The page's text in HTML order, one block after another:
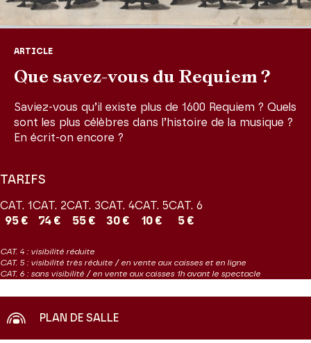
ARTICLE
Que savez-vous du Requiem ?
Saviez-vous qu’il existe plus de 1600 Requiem ? Quels
sont les plus célèbres dans l’histoire de la musique ?
En écrit-on encore ?
TARIFS
CAT. 1
95 €
CAT. 2
74 €
CAT. 3
55 €
CAT. 4
30 €
CAT. 5
10 €
CAT. 6
5 €
CAT. 4 : visibilité réduite
CAT. 5 : visibilité très réduite / en vente aux caisses et en ligne
CAT. 6 : sans visibilité / en vente aux caisses 1h avant le spectacle
PLAN DE SALLE